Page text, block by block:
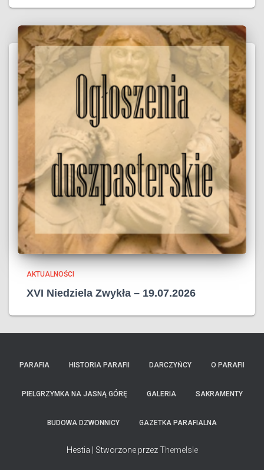
AKTUALNOŚCI
XVI Niedziela Zwykła – 19.07.2026
PARAFIA HISTORIA PARAFII DARCZYŃCY O PARAFII
PIELGRZYMKA NA JASNĄ GÓRĘ GALERIA SAKRAMENTY
BUDOWA DZWONNICY GAZETKA PARAFIALNA
Hestia | Stworzone przezThemeIsle